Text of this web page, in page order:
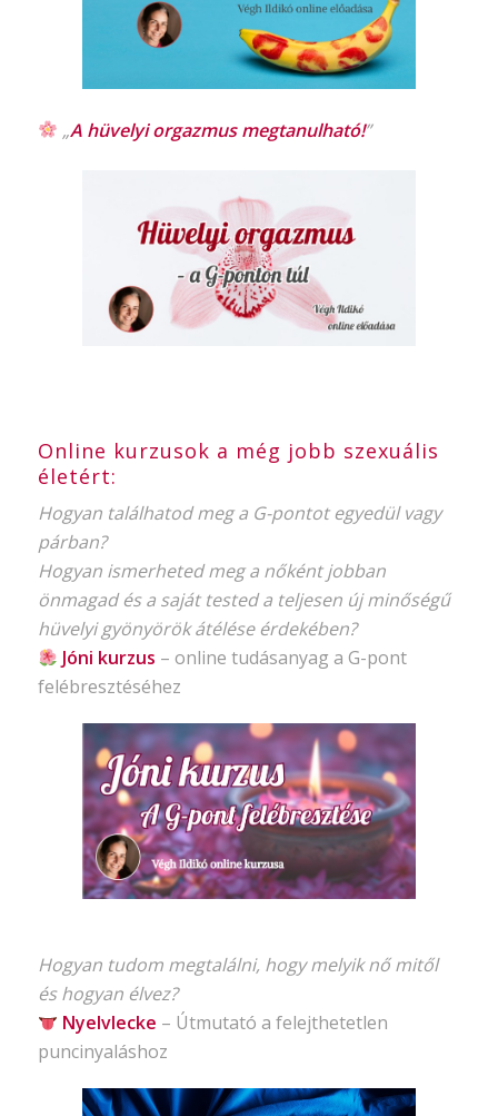
„A hüvelyi orgazmus megtanulható!”
Online kurzusok a még jobb szexuális
életért:
Hogyan találhatod meg a G-pontot egyedül vagy
párban?
Hogyan ismerheted meg a nőként jobban
önmagad és a saját tested a teljesen új minőségű
hüvelyi gyönyörök átélése érdekében?
Jóni kurzus – online tudásanyag a G-pont
felébresztéséhez
Hogyan tudom megtalálni, hogy melyik nő mitől
és hogyan élvez?
Nyelvlecke – Útmutató a felejthetetlen
puncinyaláshoz